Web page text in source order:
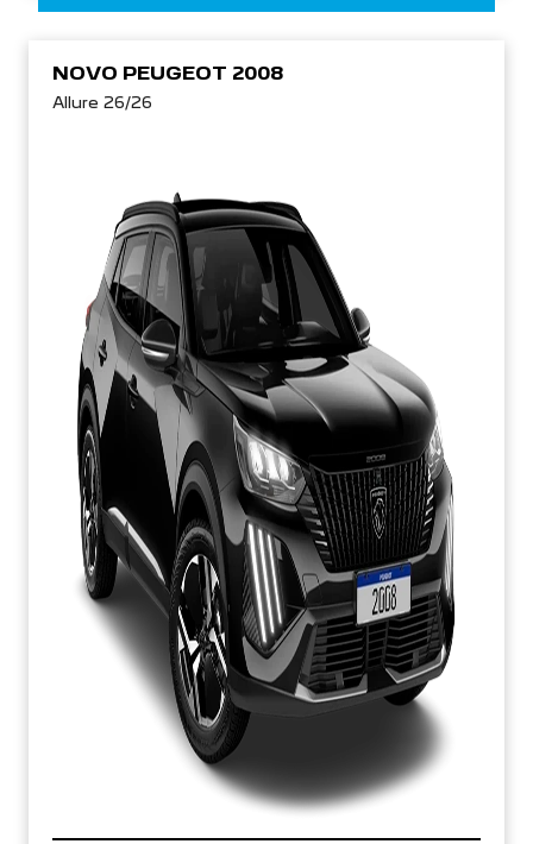
NOVO PEUGEOT 2008
Allure 26/26